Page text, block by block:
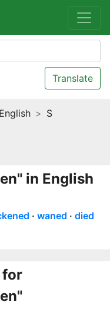
Translate
S
in English
waned
died
for